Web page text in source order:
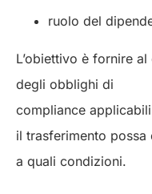
ruolo del
L’obiettivo è fornire
degli obblighi di
compliance
il trasferimento possa
a quali condizioni.